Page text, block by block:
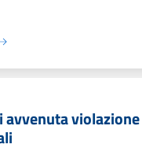
avvenuta violazione